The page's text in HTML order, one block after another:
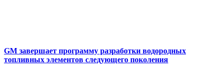
GM завершает программу разработки водородных
топливных элементов следующего поколения